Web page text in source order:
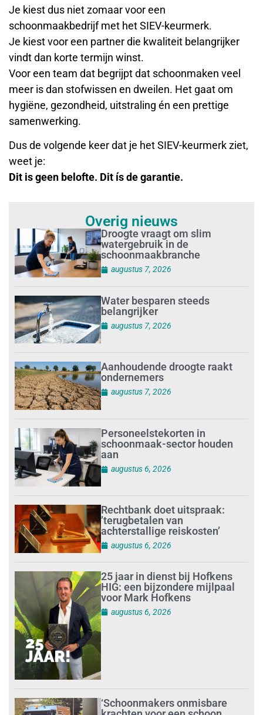
Je kiest dus niet zomaar voor een
schoonmaakbedrijf met het SIEV-keurmerk.
Je kiest voor een partner die kwaliteit belangrijker
vindt dan korte termijn winst.
Voor een team dat begrijpt dat schoonmaken veel
meer is dan stofwissen en dweilen. Het gaat om
hygiëne, gezondheid, uitstraling én een prettige
samenwerking.
Dus de volgende keer dat je het SIEV-keurmerk ziet,
weet je:
Dit is geen belofte. Dit ís de garantie.
Overig nieuws
Droogte vraagt om slim
watergebruik in de
schoonmaakbranche
augustus 7, 2026
Water besparen steeds
belangrijker
augustus 7, 2026
Aanhoudende droogte raakt
ondernemers
augustus 7, 2026
Personeelstekorten in
schoonmaak-sector houden
aan
augustus 6, 2026
Rechtbank doet uitspraak:
’terugbetalen van
achterstallige reiskosten’
augustus 6, 2026
25 jaar in dienst bij Hofkens
HIG: een bijzondere mijlpaal
voor Mark Hofkens
augustus 6, 2026
‘Schoonmakers onmisbare